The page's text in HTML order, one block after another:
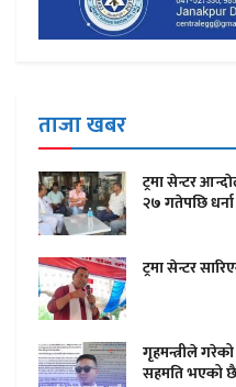
ताजा खबर
ट्रमा सेन्टर
२७ गतेपछि धर्ना
ट्रमा सेन्टर
गृहमन्त्रीले
सहमति भएको